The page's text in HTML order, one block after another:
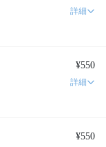
詳細
¥550
詳細
¥550